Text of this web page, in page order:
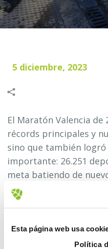
Esta página web usa
Política
5 diciembre, 2023
El Maratón Valencia
récords principales y
sino que también
importante: 26.251
meta batiendo de
español.
Esto no sería posible
en perfectas
encarga año tras año el